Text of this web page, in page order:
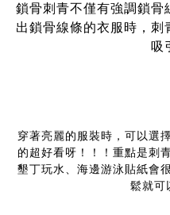
鎖骨刺青不僅有強調鎖骨
出鎖骨線條的衣服時，
吸
穿著亮麗的服裝時，可以選
的超好看呀！！！重點是刺
墾丁玩水、海邊游泳貼紙會
鬆就可